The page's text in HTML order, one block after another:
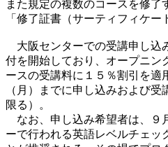
また規定の複数のコースを修
「修了証書（サーティフィケー
大阪センターでの受講申し込
付を開始しており、オープニン
ースの受講料に１５％割引を適
（月）までに申し込みおよび
限る）。
なお、申し込み希望者は、９
ーで行われる英語レベルチェッ